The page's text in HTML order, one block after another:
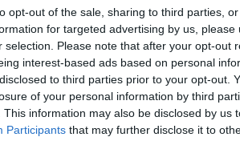
opt-out of the sale, sharing to third parties,
for targeted advertising by us,
selection. Please note that after your opt-out
interest-based ads based on personal
to third parties prior to your opt-out.
of your personal information by third
This information may also be disclosed by us
Participants that may further disclose it to
ενώπιον δικαστηρίου της
την απόφαση να κατηγορηθεί ο Shakeri,
είπε χθες το βράδυ: «Υπάρχουν λίγοι
σοβαρή απειλή για την εθνική
Δικαιοσύνης κατηγόρησε ένα περιουσιακό